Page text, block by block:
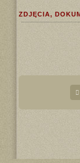
ZDJĘCIA,